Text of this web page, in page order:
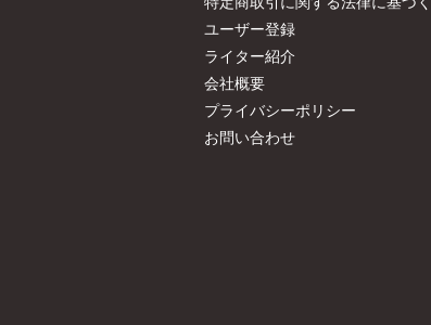
ユーザー登録
ライター紹介
会社概要
プライバシーポリシー
お問い合わせ